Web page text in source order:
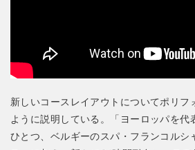
新しいコースレイアウトについてポリフ
ように説明している。「ヨーロッパを
ひとつ、ベルギーのスパ・フランコルシ